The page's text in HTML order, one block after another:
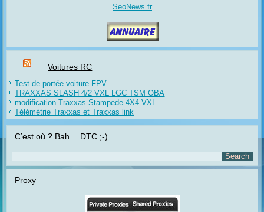
SeoNews.fr
Voitures RC
Test de portée voiture FPV
TRAXXAS SLASH 4/2 VXL LGC TSM OBA
modification Traxxas Stampede 4X4 VXL
Télémétrie Traxxas et Traxxas link
C’est où ? Bah… DTC ;-)
Proxy